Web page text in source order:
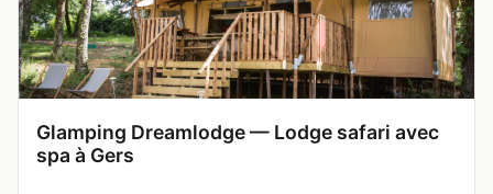
Glamping Dreamlodge — Lodge safari avec
spa à Gers